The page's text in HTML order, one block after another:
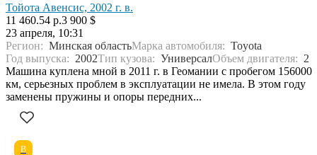
Тойота Авенсис, 2002 г. в.
11 460.54 р.3 900 $
23 апреля, 10:31
Регион: Минская областьМарка автомобиля: Toyota
Год выпуска: 2002Тип кузова: УниверсалОбъем двигателя: 2
Машина куплена мной в 2011 г. в Геомании с пробегом 156000
км, серьезных проблем в эксплуатации не имела. В этом году
заменены пружины и опоры передних...
В